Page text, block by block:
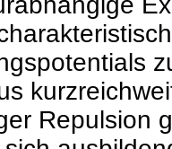
Repulsion